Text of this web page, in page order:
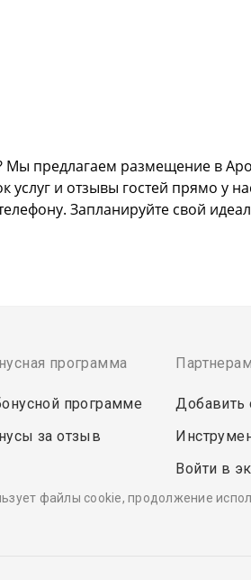
предлагаем размещение в
и отзывы гостей прямо у
Запланируйте свой
программа
программе
за отзыв
Партнерам
Добавить
Войти в
файлы cookie, продолжение